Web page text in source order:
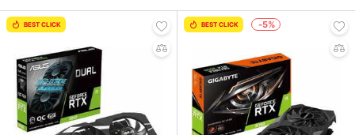
BEST CLICK BEST CLICK -5%